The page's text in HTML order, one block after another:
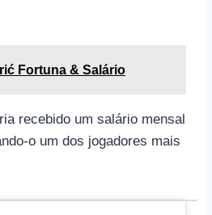
Fortuna & Salário
recebido um salário mensal
o um dos jogadores mais